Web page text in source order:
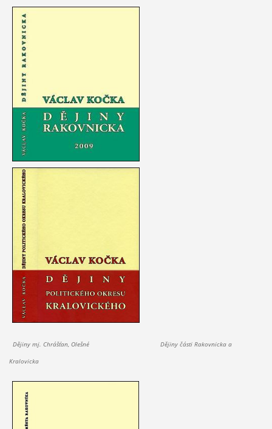
Dějiny mj. Chrášťan, Olešné Dějiny části Rakovnicka a
Kralovicka